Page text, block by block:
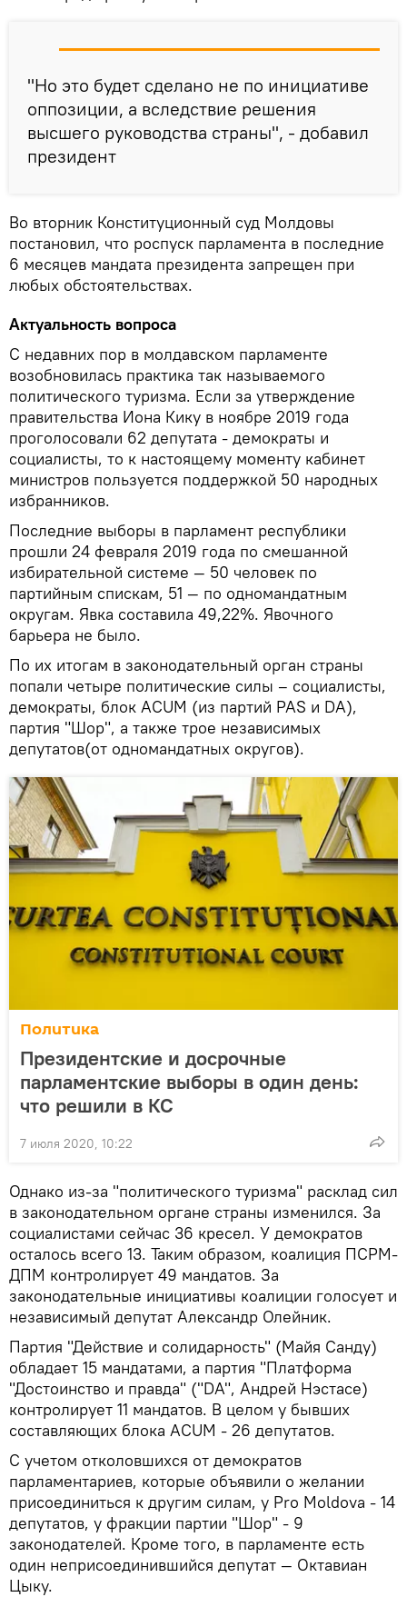
"Но это будет сделано не по инициативе
оппозиции, а вследствие решения
высшего руководства страны", - добавил
президент
Во вторник Конституционный суд Молдовы
постановил, что роспуск парламента в последние
6 месяцев мандата президента запрещен при
любых обстоятельствах.
Актуальность вопроса
С недавних пор в молдавском парламенте
возобновилась практика так называемого
политического туризма. Если за утверждение
правительства Иона Кику в ноябре 2019 года
проголосовали 62 депутата - демократы и
социалисты, то к настоящему моменту кабинет
министров пользуется поддержкой 50 народных
избранников.
Последние выборы в парламент республики
прошли 24 февраля 2019 года по смешанной
избирательной системе — 50 человек по
партийным спискам, 51 — по одномандатным
округам. Явка составила 49,22%. Явочного
барьера не было.
По их итогам в законодательный орган страны
попали четыре политические силы – социалисты,
демократы, блок ACUM (из партий PAS и DA),
партия "Шор", а также трое независимых
депутатов(от одномандатных округов).
Политика
Президентские и досрочные
парламентские выборы в один день:
что решили в КС
7 июля 2020, 10:22
Однако из-за "политического туризма" расклад сил
в законодательном органе страны изменился. За
социалистами сейчас 36 кресел. У демократов
осталось всего 13. Таким образом, коалиция ПСРМ-
ДПМ контролирует 49 мандатов. За
законодательные инициативы коалиции голосует и
независимый депутат Александр Олейник.
Партия "Действие и солидарность" (Майя Санду)
обладает 15 мандатами, а партия "Платформа
"Достоинство и правда" ("DA", Андрей Нэстасе)
контролирует 11 мандатов. В целом у бывших
составляющих блока ACUM - 26 депутатов.
С учетом отколовшихся от демократов
парламентариев, которые объявили о желании
присоединиться к другим силам, у Pro Moldova - 14
депутатов, у фракции партии "Шор" - 9
законодателей. Кроме того, в парламенте есть
один неприсоединившийся депутат — Октавиан
Цыку.